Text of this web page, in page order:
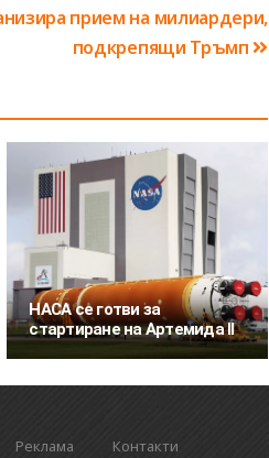
прием на милиардери,
подкрепящи Тръмп
НАСА се готви за
стартиране на Артемида II
Реклама Контакти